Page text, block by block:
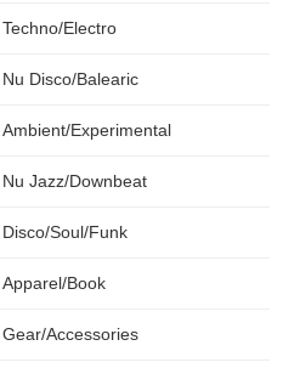
Techno/Electro
Nu Disco/Balearic
Ambient/Experimental
Nu Jazz/Downbeat
Disco/Soul/Funk
Apparel/Book
Gear/Accessories